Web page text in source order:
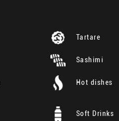
Tartare
Sashimi
Hot dishes
Soft Drinks